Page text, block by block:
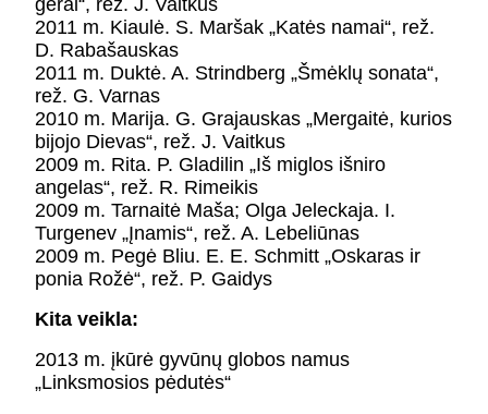
gerai“, rež. J. Vaitkus
2011 m. Kiaulė. S. Maršak „Katės namai“, rež.
D. Rabašauskas
2011 m. Duktė. A. Strindberg „Šmėklų sonata“,
rež. G. Varnas
2010 m. Marija. G. Grajauskas „Mergaitė, kurios
bijojo Dievas“, rež. J. Vaitkus
2009 m. Rita. P. Gladilin „Iš miglos išniro
angelas“, rež. R. Rimeikis
2009 m. Tarnaitė Maša; Olga Jeleckaja. I.
Turgenev „Įnamis“, rež. A. Lebeliūnas
2009 m. Pegė Bliu. E. E. Schmitt „Oskaras ir
ponia Rožė“, rež. P. Gaidys
Kita veikla:
2013 m. įkūrė gyvūnų globos namus
„Linksmosios pėdutės“